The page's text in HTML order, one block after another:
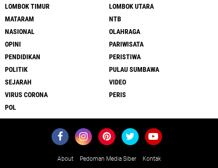
LOMBOK TIMUR
LOMBOK UTARA
MATARAM
NTB
NASIONAL
OLAHRAGA
OPINI
PARIWISATA
PENDIDIKAN
PERISTIWA
POLITIK
PULAU SUMBAWA
SEJARAH
VIDEO
VIRUS CORONA
PERIS
POL
About Pedoman Media Siber
Kontak